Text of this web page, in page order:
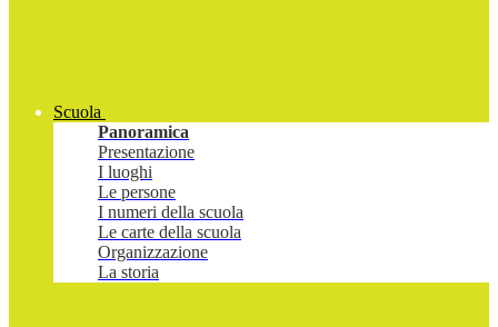
Scuola
Panoramica
Presentazione
I luoghi
Le persone
I numeri della scuola
Le carte della scuola
Organizzazione
La storia